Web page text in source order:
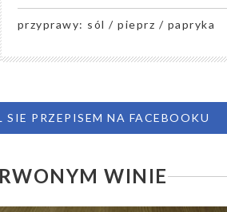
przyprawy: sól / pieprz / papryka
SIE PRZEPISEM NA FACEBOOKU
WINIE